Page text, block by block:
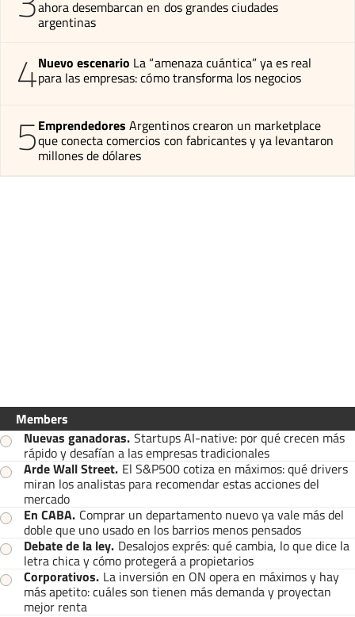
ahora desembarcan en dos grandes ciudades
argentinas
4Nuevo escenario La “amenaza cuántica” ya es real
para las empresas: cómo transforma los negocios
5Emprendedores Argentinos crearon un marketplace
que conecta comercios con fabricantes y ya levantaron
millones de dólares
Members
Nuevas ganadoras. Startups AI-native: por qué crecen más
rápido y desafían a las empresas tradicionales
Arde Wall Street. El S&P500 cotiza en máximos: qué drivers
miran los analistas para recomendar estas acciones del
mercado
En CABA. Comprar un departamento nuevo ya vale más del
doble que uno usado en los barrios menos pensados
Debate de la ley. Desalojos exprés: qué cambia, lo que dice la
letra chica y cómo protegerá a propietarios
Corporativos. La inversión en ON opera en máximos y hay
más apetito: cuáles son tienen más demanda y proyectan
mejor renta